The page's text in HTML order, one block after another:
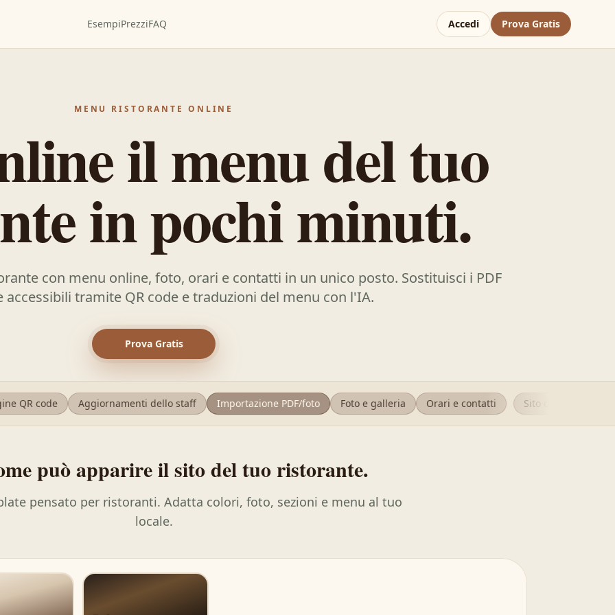
EsempiPrezziFAQ Accedi Prova Gratis
MENU RISTORANTE ONLINE
il menu del tuo
in pochi minuti.
con menu online, foto, orari e contatti in un unico posto. Sostituisci i PDF
accessibili tramite QR code e traduzioni del menu con l'IA.
Prova Gratis
QR code Aggiornamenti dello staff Importazione PDF/foto Foto e galleria Orari e contatti Sito del ristorante
può apparire il sito del tuo ristorante.
pensato per ristoranti. Adatta colori, foto, sezioni e menu al tuo
locale.